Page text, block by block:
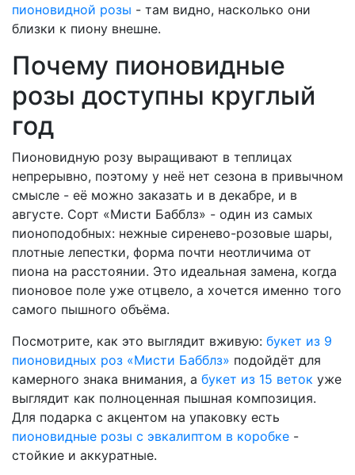
пионовидной розы - там видно, насколько они
близки к пиону внешне.
Почему пионовидные
розы доступны круглый
год
Пионовидную розу выращивают в теплицах
непрерывно, поэтому у неё нет сезона в привычном
смысле - её можно заказать и в декабре, и в
августе. Сорт «Мисти Бабблз» - один из самых
пионоподобных: нежные сиренево-розовые шары,
плотные лепестки, форма почти неотличима от
пиона на расстоянии. Это идеальная замена, когда
пионовое поле уже отцвело, а хочется именно того
самого пышного объёма.
Посмотрите, как это выглядит вживую: букет из 9
пионовидных роз «Мисти Бабблз» подойдёт для
камерного знака внимания, а букет из 15 веток уже
выглядит как полноценная пышная композиция.
Для подарка с акцентом на упаковку есть
пионовидные розы с эвкалиптом в коробке -
стойкие и аккуратные.